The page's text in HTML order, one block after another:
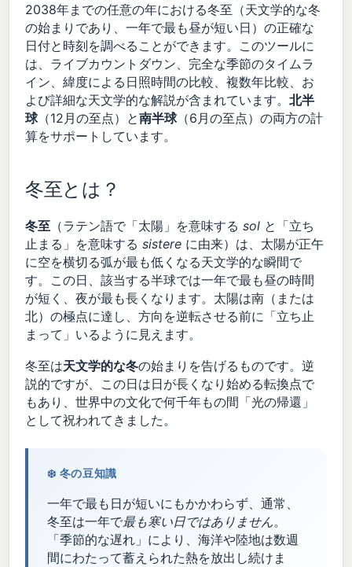
2038年までの任意の年における冬至（天文学的な冬
の始まりであり、一年で最も昼が短い日）の正確な
日付と時刻を調べることができます。このツールに
は、ライブカウントダウン、完全な季節のタイムラ
イン、緯度による日照時間の比較、複数年比較、お
よび詳細な天文学的な解説が含まれています。北半
球（12月の至点）と南半球（6月の至点）の両方の計
算をサポートしています。
冬至とは？
冬至 （ラテン語で「太陽」を意味するsol と「立ち
止まる」を意味するsistere に由来）は、太陽が正午
に空を横切る弧が最も低くなる天文学的な瞬間で
す。この日、該当する半球では一年で最も昼の時間
が短く、夜が最も長くなります。太陽は南（または
北）の極点に達し、方向を逆転させる前に「立ち止
まって」いるように見えます。
冬至は天文学的な冬の始まりを告げるものです。逆
説的ですが、この日は日が長くなり始める転換点で
もあり、世界中の文化で何千年もの間「光の帰還」
として祝われてきました。
❄️ 冬の豆知識
一年で最も日が短いにもかかわらず、通常、
冬至は一年で最も寒い日ではありません。
「季節的な遅れ」により、海洋や陸地は数週
間にわたって蓄えられた熱を放出し続けま